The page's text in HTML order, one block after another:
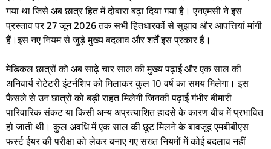
गया था जिसे अब छात्र हित में दोबारा बढ़ा दिया गया है। एनएमसी ने इस
प्रस्ताव पर 27 जून 2026 तक सभी हितधारकों से सुझाव और आपत्तियां मांगी
हैं। ​इस नए नियम से जुड़े मुख्य बदलाव और शर्तें इस प्रकार हैं। ​
मेडिकल छात्रों को अब साढ़े चार साल की मुख्य पढ़ाई और एक साल की
अनिवार्य रोटेटरी इंटर्नशिप को मिलाकर कुल 10 वर्ष का समय मिलेगा। ​ इस
फैसले से उन छात्रों को बड़ी राहत मिलेगी जिनकी पढ़ाई गंभीर बीमारी
पारिवारिक संकट या किसी अन्य अप्रत्याशित हादसे के कारण बीच में प्रभावित
हो जाती थी। ​ कुल अवधि में एक साल की छूट मिलने के बावजूद एमबीबीएस
फर्स्ट ईयर की परीक्षा को लेकर बनाए गए सख्त नियमों में कोई बदलाव नहीं